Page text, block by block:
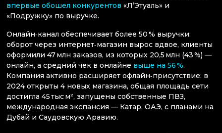
впервые обошел конкурентов «Л’Этуаль» и
«Подружку» по выручке.
Онлайн‑канал обеспечивает более 50 % выручки:
оборот через интернет‑магазин вырос вдвое, клиенты
оформили 47 млн заказов, из которых 20,5 млн (43 %) —
онлайн, а средний чек в онлайне выше на 56 %.
Компания активно расширяет офлайн‑присутствие: в
2024 открыты 4 новых магазина, общая площадь сети
достигла 45 тыс м², запущены собственные ПВЗ,
международная экспансия — Катар, ОАЭ, с планами на
Дубай и Саудовскую Аравию.